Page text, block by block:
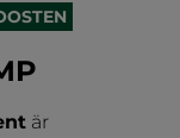
är